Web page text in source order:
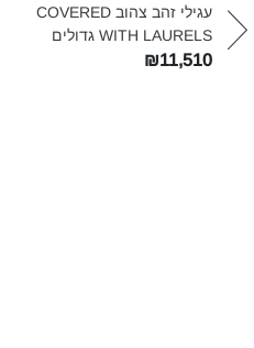
עגילי זהב צהוב COVERED
WITH LAURELS גדולים‎
₪11,510